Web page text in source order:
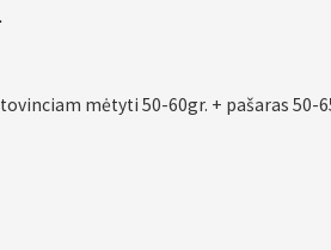
mėtyti 50-60gr. + pašaras 50-